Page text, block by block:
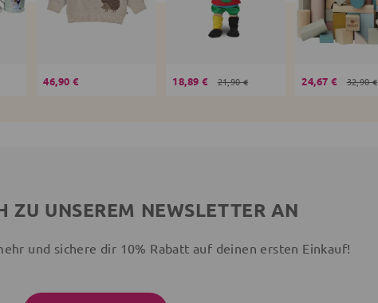
46,90 € 18,89 € 21,90 € 24,67 € 32,90 €
ZU UNSEREM NEWSLETTER AN
und sichere dir 10% Rabatt auf deinen ersten Einkauf!